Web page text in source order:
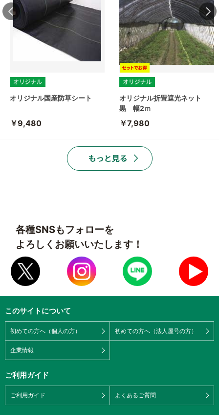
オリジナル国産防草シート
￥9,480
オリジナル折畳遮光ネット
黒 幅2ｍ
￥7,980
各種SNSもフォローを
よろしくお願いいたします！
このサイトについて
初めての方へ（個人の方） 初めての方へ（法人屋号の方）
企業情報
ご利用ガイド
ご利用ガイド よくあるご質問